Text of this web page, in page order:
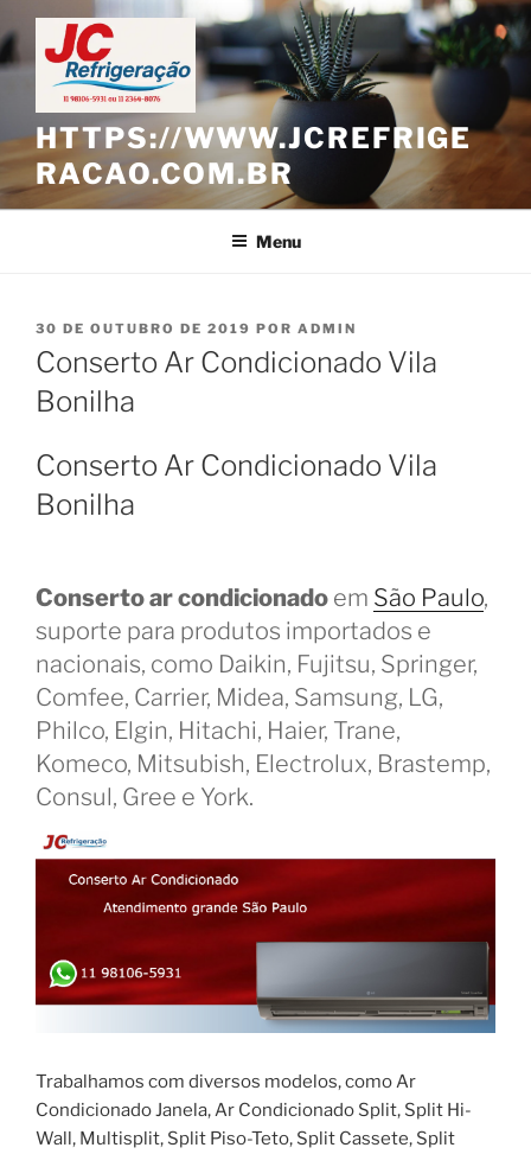
Pular
para
o
conteúdo
HTTPS://WWW.JCREFRIGE
RACAO.COM.BR
Menu
PUBLICADO
EM
30 DE OUTUBRO DE 2019 POR ADMIN
Conserto Ar Condicionado Vila
Bonilha
Conserto Ar Condicionado Vila
Bonilha
Conserto ar condicionado em São Paulo,
suporte para produtos importados e
nacionais, como Daikin, Fujitsu, Springer,
Comfee, Carrier, Midea, Samsung, LG,
Philco, Elgin, Hitachi, Haier, Trane,
Komeco, Mitsubish, Electrolux, Brastemp,
Consul, Gree e York.
Trabalhamos com diversos modelos, como Ar
Condicionado Janela, Ar Condicionado Split, Split Hi-
Wall, Multisplit, Split Piso-Teto, Split Cassete, Split